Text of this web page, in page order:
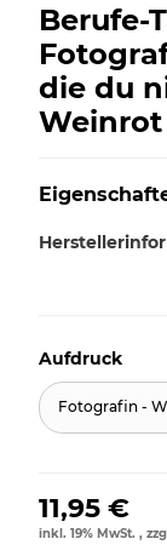
Berufe-
die du
Weinrot
Aufdruck
Fotografin -
11,95 €
inkl. 19% MwSt. ,